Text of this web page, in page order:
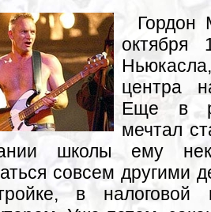
Гордон
октября
центра
Еще в
мечтал
школы ему
совсем другими
в налоговой